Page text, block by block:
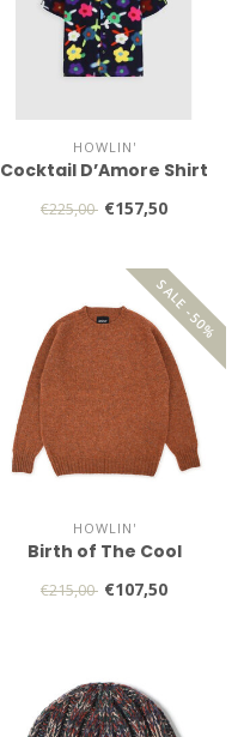
HOWLIN'
Cocktail D’Amore Shirt
€225,00 €157,50
SALE -50%
HOWLIN'
Birth of The Cool
€215,00 €107,50